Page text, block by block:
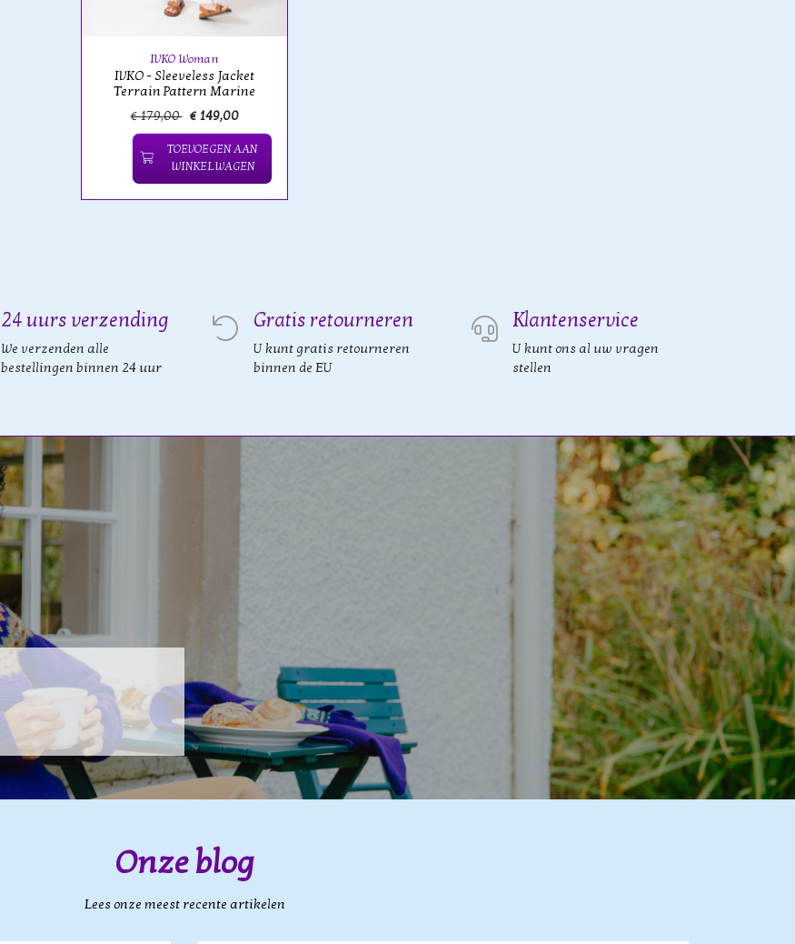
IVKO Woman
IVKO - Sleeveless Jacket
Terrain Pattern Marine
€ 179,00 € 149,00
TOEVOEGEN AAN
WINKELWAGEN
24 uurs verzending
We verzenden alle
bestellingen binnen 24 uur
Gratis retourneren
U kunt gratis retourneren
binnen de EU
Klantenservice
U kunt ons al uw vragen
stellen
Onze blog
Lees onze meest recente artikelen